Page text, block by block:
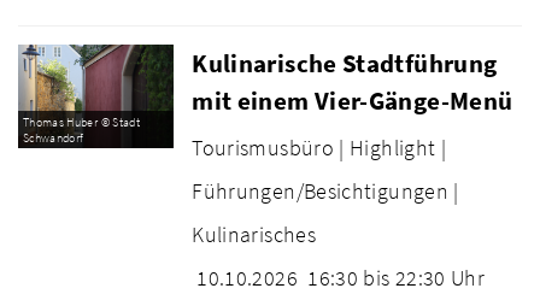
Thomas Huber © Stadt
Schwandorf
Kulinarische Stadtführung
mit einem Vier-Gänge-Menü
Tourismusbüro | Highlight |
Führungen/Besichtigungen |
Kulinarisches
10.10.2026 16:30 bis 22:30 Uhr